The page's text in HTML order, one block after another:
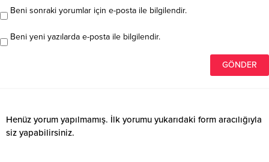
Beni sonraki yorumlar için e-posta ile bilgilendir.
Beni yeni yazılarda e-posta ile bilgilendir.
Henüz yorum yapılmamış. İlk yorumu yukarıdaki form aracılığıyla
siz yapabilirsiniz.